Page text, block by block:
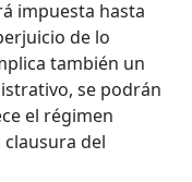
impuesta hasta
de lo
también un
se podrán
el régimen
del